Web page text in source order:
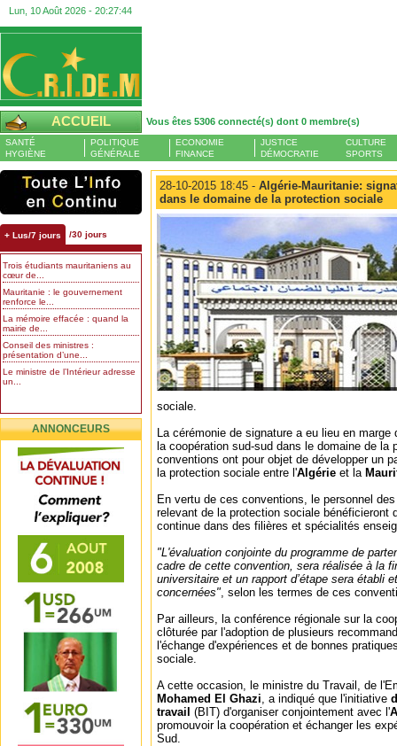
Lun, 10 Août 2026 - 20:27:45
ACCUEIL Vous êtes 5306 connecté(s) dont 0 membre(s)
SANTÉ
HYGIÈNE
POLITIQUE
GÉNÉRALE
ECONOMIE
FINANCE
JUSTICE
DÉMOCRATIE
CULTURE
SPORTS
+ Lus/7 jours /30 jours
Trois étudiants mauritaniens au
cœur de...
Mauritanie : le gouvernement
renforce le...
La mémoire effacée : quand la
mairie de...
Conseil des ministres :
présentation d’une...
Le ministre de l’Intérieur adresse
un...
ANNONCEURS
28-10-2015 18:45 - Algérie-Mauritanie:
dans le domaine de la protection sociale
sociale.
La cérémonie de signature a eu lieu en
la coopération sud-sud dans le domaine de la
conventions ont pour objet de développer un
la protection sociale entre l'Algérie et la
En vertu de ces conventions, le personnel
relevant de la protection sociale bénéficieront
continue dans des filières et spécialités
"L'évaluation conjointe du programme de
cadre de cette convention, sera réalisée à la
universitaire et un rapport d’étape sera établi
concernées", selon les termes de ces
Par ailleurs, la conférence régionale sur la
clôturée par l'adoption de plusieurs
l'échange d'expériences et de bonnes
sociale.
A cette occasion, le ministre du Travail, de
Mohamed El Ghazi, a indiqué que l'initiative
travail (BIT) d'organiser conjointement avec l'
promouvoir la coopération et échanger les
Sud.